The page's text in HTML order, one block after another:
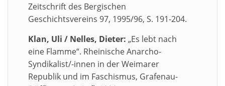
Zeitschrift des Bergischen
Geschichtsvereins 97, 1995/96, S. 191-204.
Klan, Uli / Nelles, Dieter: „Es lebt nach
eine Flamme“. Rheinische Anarcho-
Syndikalist/-innen in der Weimarer
Republik und im Faschismus, Grafenau-